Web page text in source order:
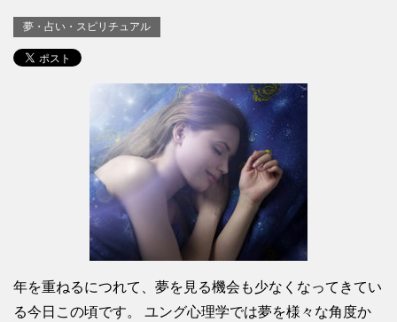
夢・占い・スピリチュアル
年を重ねるにつれて、夢を見る機会も少なくなってきてい
る今日この頃です。 ユング心理学では夢を様々な角度か